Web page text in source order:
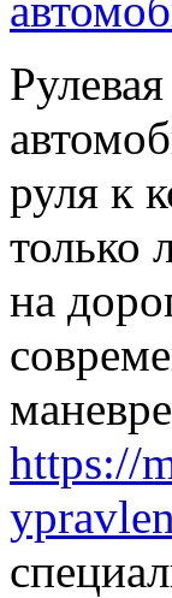
руля к
только
на
https://